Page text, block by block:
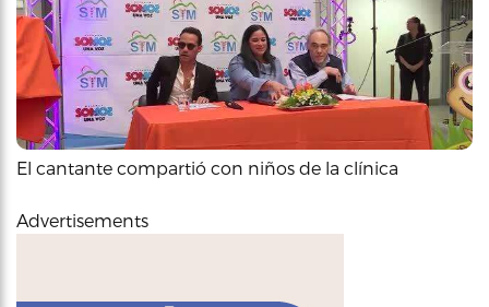
El cantante compartió con niños de la clínica
Advertisements